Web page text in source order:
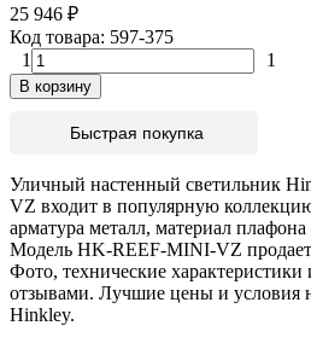
25 946 ₽
Код товара: 597-375
1
1
В корзину
Быстрая покупка
Уличный настенный светильник
VZ входит в популярную
арматура металл, материал плафона
Модель HK-REEF-MINI-VZ
Фото, технические
отзывами. Лучшие цены и условия
Hinkley.